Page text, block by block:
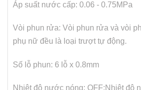
Áp suất nước cấp: 0.06 - 0.75MPa
Vòi phun rửa: Vòi phun rửa và vòi
phụ nữ đều là loại trượt tự động.
Số lỗ phun: 6 lỗ x 0.8mm
Nhiệt độ nước nóng: OFF:Nhiệt độ